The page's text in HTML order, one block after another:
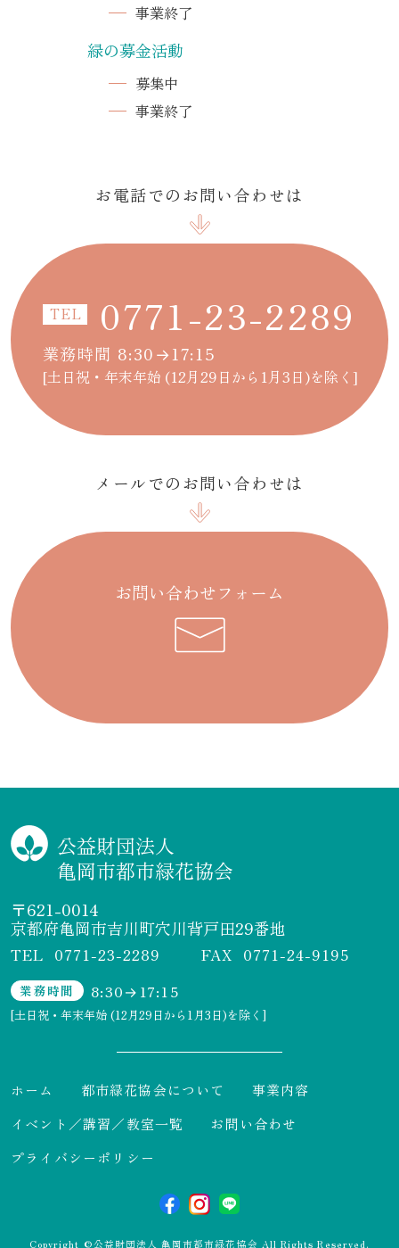
事業終了
緑の募金活動
募集中
事業終了
お電話でのお問い合わせは
TEL 0771-23-2289
業務時間 8:30→17:15
[土日祝・年末年始 (12月29日から1月3日)を除く]
メールでのお問い合わせは
お問い合わせフォーム
公益財団法人
亀岡市都市緑花協会
〒621-0014
京都府亀岡市吉川町穴川背戸田29番地
TEL 0771-23-2289 FAX 0771-24-9195
業務時間 8:30→17:15
[土日祝・年末年始 (12月29日から1月3日)を除く]
ホーム 都市緑花協会について
事業内容
イベント／講習／教室一覧
お問い合わせ
プライバシーポリシー
Copyright ©公益財団法人 亀岡市都市緑花協会 All Rights Reserved.